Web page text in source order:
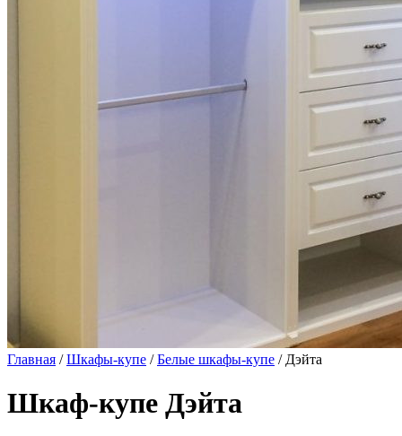
Главная /Шкафы-купе /Белые шкафы-купе / Дэйта
Шкаф-купе Дэйта